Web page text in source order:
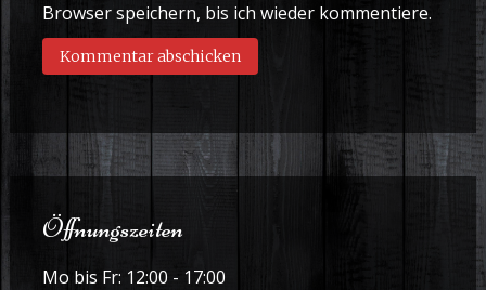
Browser speichern, bis ich wieder kommentiere.
Öffnungszeiten
Mo bis Fr: 12:00 - 17:00